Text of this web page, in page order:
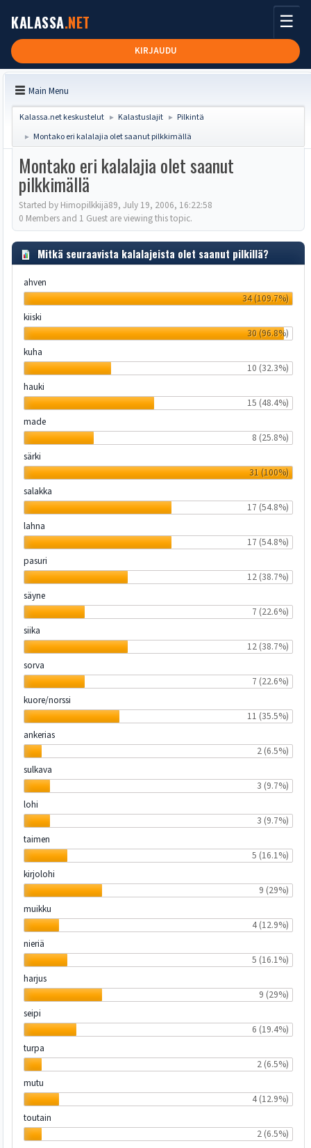
KALASSA.NET
KIRJAUDU
☰
Main Menu
Kalassa.net keskustelut ► Kalastuslajit ► Pilkintä
► Montako eri kalalajia olet saanut pilkkimällä
Montako eri kalalajia olet saanut
pilkkimällä
Started by Himopilkkijä89, July 19, 2006, 16:22:58
0 Members and 1 Guest are viewing this topic.
Mitkä seuraavista kalalajeista olet saanut pilkillä?
ahven
34 (109.7%)
kiiski
30 (96.8%)
kuha
10 (32.3%)
hauki
15 (48.4%)
made
8 (25.8%)
särki
31 (100%)
salakka
17 (54.8%)
lahna
17 (54.8%)
pasuri
12 (38.7%)
säyne
7 (22.6%)
siika
12 (38.7%)
sorva
7 (22.6%)
kuore/norssi
11 (35.5%)
ankerias
2 (6.5%)
sulkava
3 (9.7%)
lohi
3 (9.7%)
taimen
5 (16.1%)
kirjolohi
9 (29%)
muikku
4 (12.9%)
nieriä
5 (16.1%)
harjus
9 (29%)
seipi
6 (19.4%)
turpa
2 (6.5%)
mutu
4 (12.9%)
toutain
2 (6.5%)